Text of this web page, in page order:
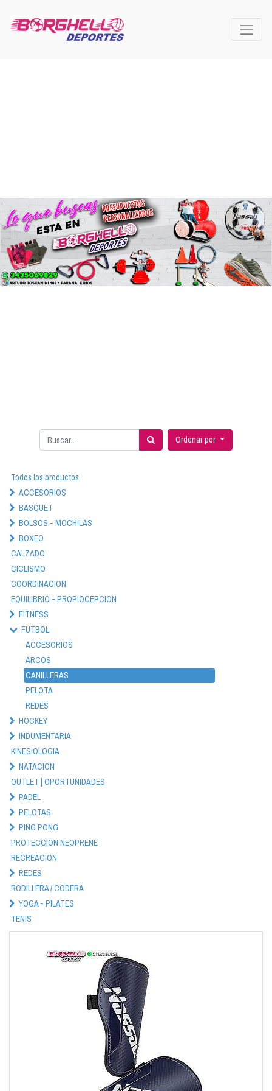
Ordenar por
Todos los productos
ACCESORIOS
BASQUET
BOLSOS - MOCHILAS
BOXEO
CALZADO
CICLISMO
COORDINACION
EQUILIBRIO - PROPIOCEPCION
FITNESS
FUTBOL
ACCESORIOS
ARCOS
CANILLERAS
PELOTA
REDES
HOCKEY
INDUMENTARIA
KINESIOLOGIA
NATACION
OUTLET | OPORTUNIDADES
PADEL
PELOTAS
PING PONG
PROTECCIÓN NEOPRENE
RECREACION
REDES
RODILLERA / CODERA
YOGA - PILATES
TENIS